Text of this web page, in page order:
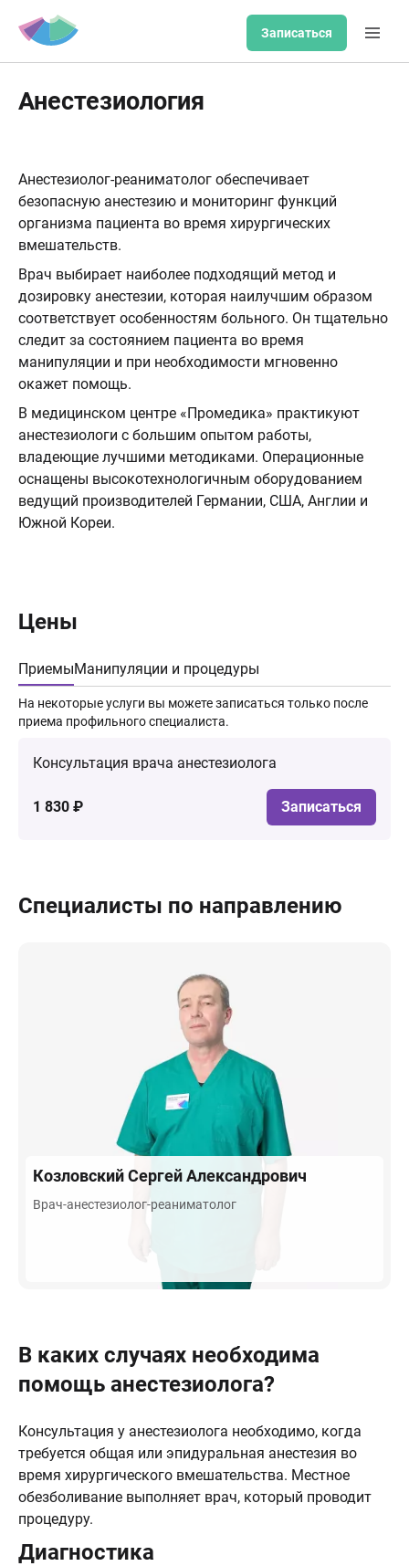
Записаться
Анестезиология
Анестезиолог-реаниматолог обеспечивает
безопасную анестезию и мониторинг функций
организма пациента во время хирургических
вмешательств.
Врач выбирает наиболее подходящий метод и
дозировку анестезии, которая наилучшим образом
соответствует особенностям больного. Он тщательно
следит за состоянием пациента во время
манипуляции и при необходимости мгновенно
окажет помощь.
В медицинском центре «Промедика» практикуют
анестезиологи с большим опытом работы,
владеющие лучшими методиками. Операционные
оснащены высокотехнологичным оборудованием
ведущий производителей Германии, США, Англии и
Южной Кореи.
Цены
ПриемыМанипуляции и процедуры
На некоторые услуги вы можете записаться только после
приема профильного специалиста.
Консультация врача анестезиолога
1 830 ₽ Записаться
Специалисты по направлению
КозловскийСергей Александрович
Врач-анестезиолог-реаниматолог
В каких случаях необходима
помощь анестезиолога?
Консультация у анестезиолога необходимо, когда
требуется общая или эпидуральная анестезия во
время хирургического вмешательства. Местное
обезболивание выполняет врач, который проводит
процедуру.
Диагностика